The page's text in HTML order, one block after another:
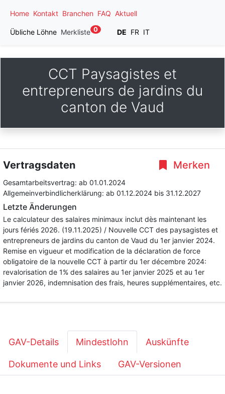
Home Kontakt Branchen FAQ Aktuell
Übliche Löhne Merkliste 0 DE FR IT
CCT Paysagistes et
entrepreneurs de jardins du
canton de Vaud
Merken
Vertragsdaten
Gesamtarbeitsvertrag: ab 01.01.2024
Allgemeinverbindlicherklärung: ab 01.12.2024 bis 31.12.2027
Letzte Änderungen
Le calculateur des salaires minimaux inclut dès maintenant les
jours fériés 2026. (19.11.2025) / Nouvelle CCT des paysagistes et
entrepreneurs de jardins du canton de Vaud du 1er janvier 2024.
Remise en vigueur et modification de la déclaration de force
obligatoire de la nouvelle CCT à partir du 1er décembre 2024:
revalorisation de 1% des salaires au 1er janvier 2025 et au 1er
janvier 2026, indemnisation des frais, heures supplémentaires, etc.
GAV-Details Mindestlohn Auskünfte
Dokumente und Links GAV-Versionen